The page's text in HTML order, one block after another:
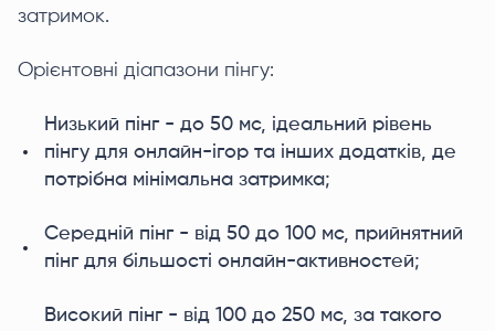
затримок.
Орієнтовні діапазони пінгу:
Низький пінг - до 50 мс, ідеальний рівень
пінгу для онлайн-ігор та інших додатків, де
потрібна мінімальна затримка;
Середній пінг - від 50 до 100 мс, прийнятний
пінг для більшості онлайн-активностей;
Високий пінг - від 100 до 250 мс, за такого